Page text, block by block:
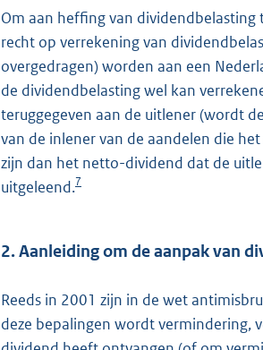
Om aan heffing van
recht op verrekening van
overgedragen) worden aan een
de dividendbelasting wel kan
teruggegeven aan de uitlener (wordt
van de inlener van de aandelen die
zijn dan het netto-dividend dat de
uitgeleend.7
2. Aanleiding om de aanpak van
Reeds in 2001 zijn in de wet
deze bepalingen wordt vermindering,